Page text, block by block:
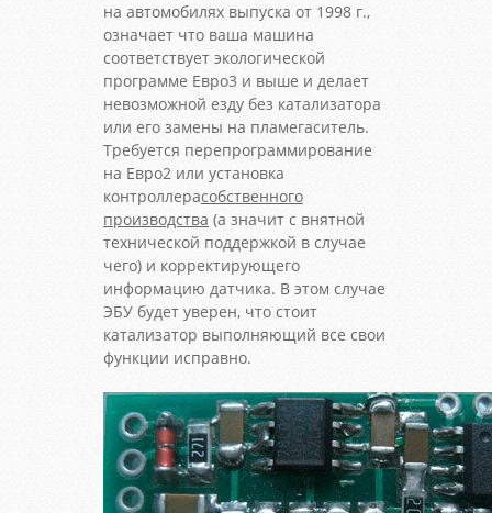
на автомобилях выпуска от 1998 г.,
означает что ваша машина
соответствует экологической
программе Евро3 и выше и делает
невозможной езду без катализатора
или его замены на пламегаситель.
Требуется перепрограммирование
на Евро2 или установка
контроллерасобственного
производства (а значит с внятной
технической поддержкой в случае
чего) и корректирующего
информацию датчика. В этом случае
ЭБУ будет уверен, что стоит
катализатор выполняющий все свои
функции исправно.